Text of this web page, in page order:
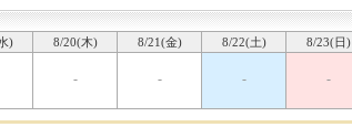
) 8/20(木) 8/21(金) 8/22(土) 8/23(日)
- - - -